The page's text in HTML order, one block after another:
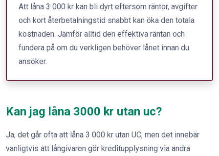
Att låna 3 000 kr kan bli dyrt eftersom räntor, avgifter
och kort återbetalningstid snabbt kan öka den totala
kostnaden. Jämför alltid den effektiva räntan och
fundera på om du verkligen behöver lånet innan du
ansöker.
Kan jag låna 3000 kr utan uc?
Ja, det går ofta att låna 3 000 kr utan UC, men det innebär
vanligtvis att långivaren gör kreditupplysning via andra